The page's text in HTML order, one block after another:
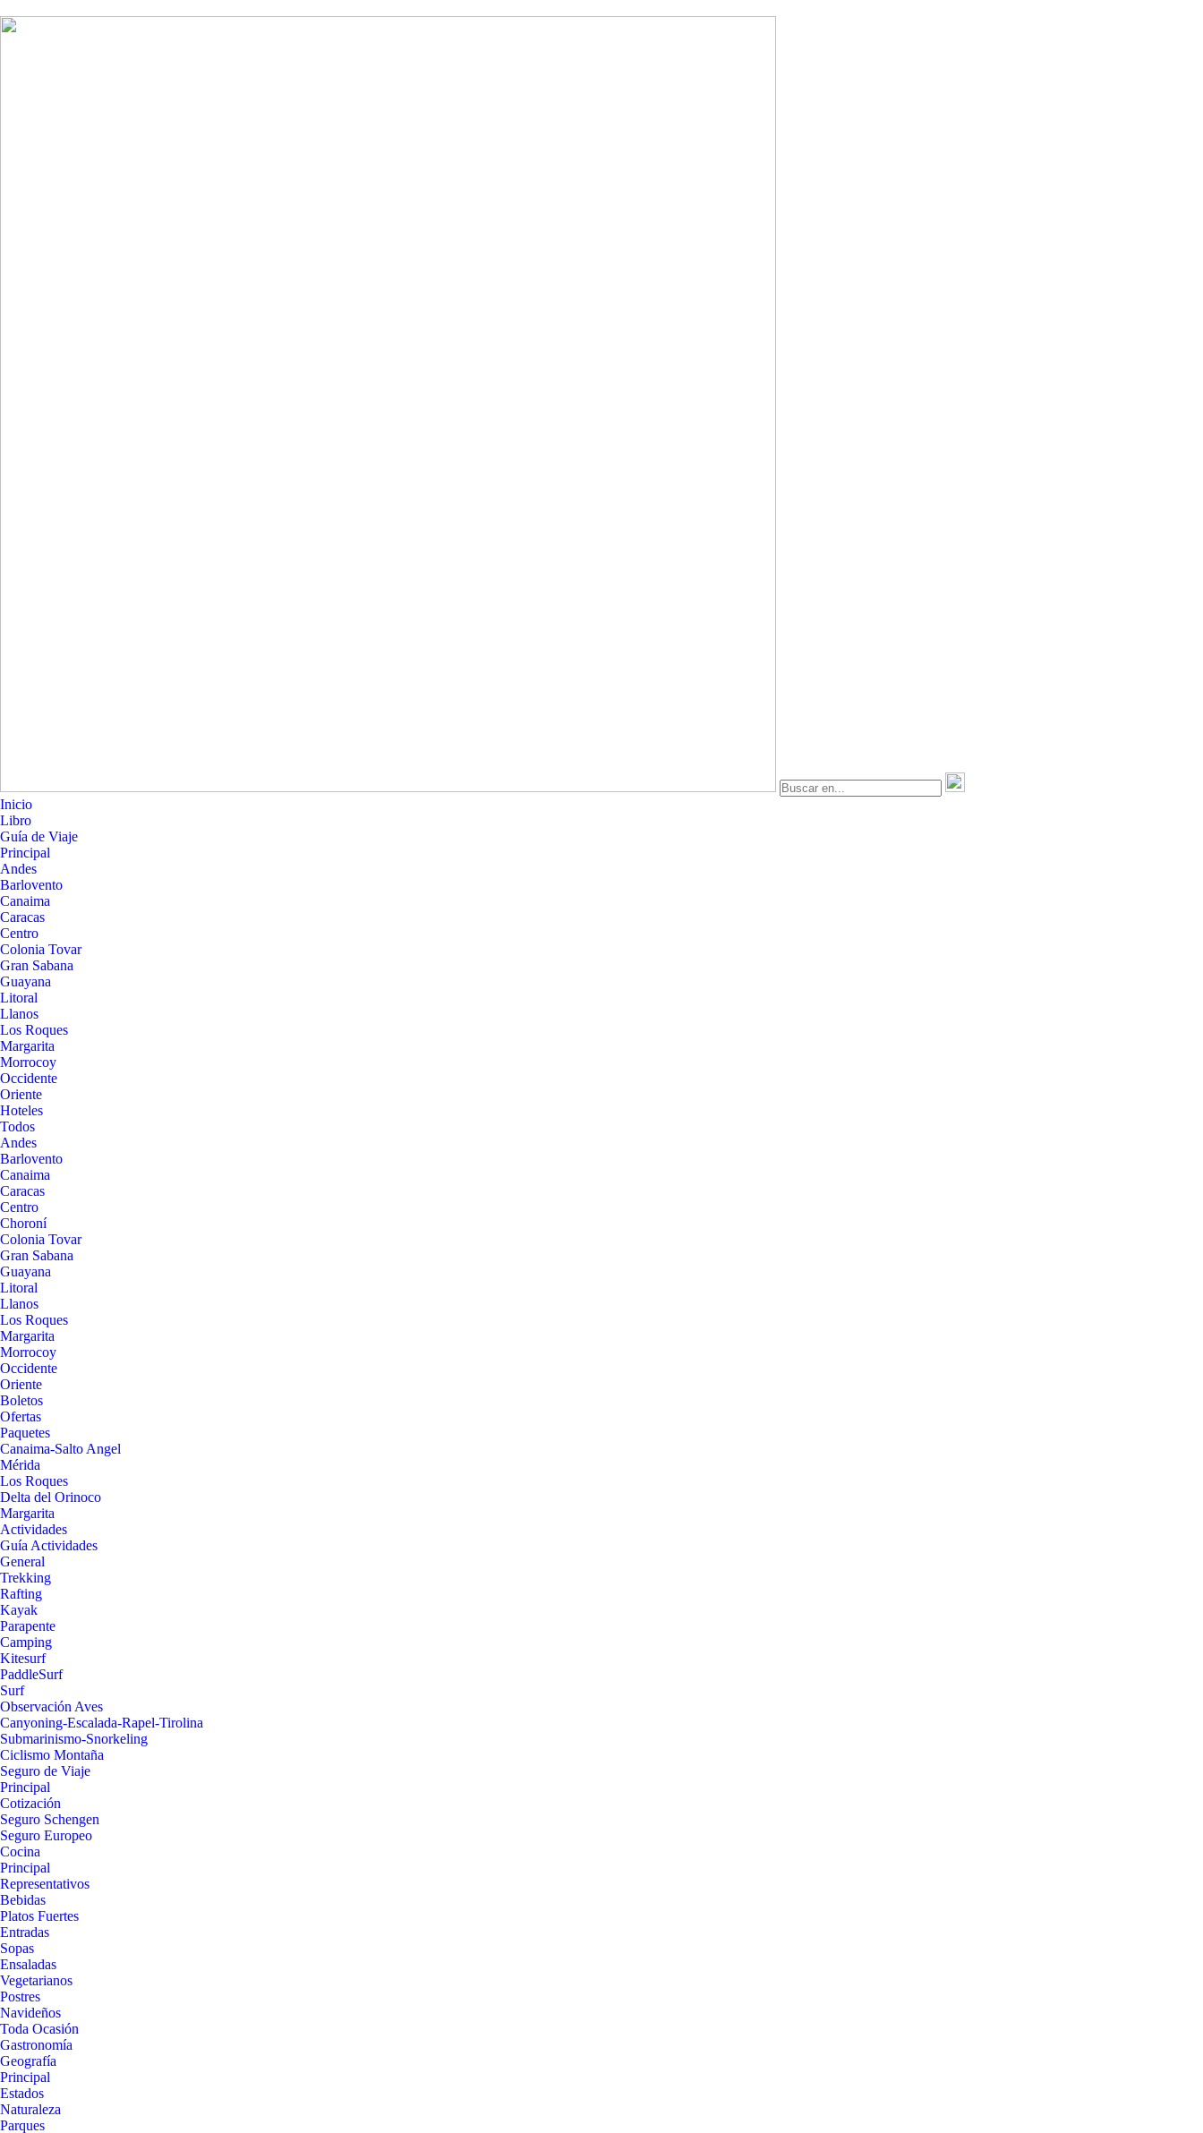
Inicio
Libro
Guía de Viaje
Principal
Andes
Barlovento
Canaima
Caracas
Centro
Colonia Tovar
Gran Sabana
Guayana
Litoral
Llanos
Los Roques
Margarita
Morrocoy
Occidente
Oriente
Hoteles
Todos
Andes
Barlovento
Canaima
Caracas
Centro
Choroní
Colonia Tovar
Gran Sabana
Guayana
Litoral
Llanos
Los Roques
Margarita
Morrocoy
Occidente
Oriente
Boletos
Ofertas
Paquetes
Canaima-Salto Angel
Mérida
Los Roques
Delta del Orinoco
Margarita
Actividades
Guía Actividades
General
Trekking
Rafting
Kayak
Parapente
Camping
Kitesurf
PaddleSurf
Surf
Observación Aves
Canyoning-Escalada-Rapel-Tirolina
Submarinismo-Snorkeling
Ciclismo Montaña
Seguro de Viaje
Principal
Cotización
Seguro Schengen
Seguro Europeo
Cocina
Principal
Representativos
Bebidas
Platos Fuertes
Entradas
Sopas
Ensaladas
Vegetarianos
Postres
Navideños
Toda Ocasión
Gastronomía
Geografía
Principal
Estados
Naturaleza
Parques